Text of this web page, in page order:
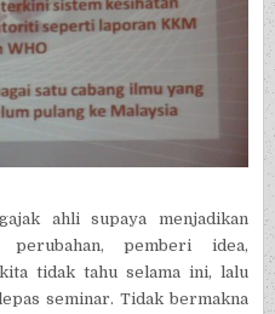
ahli supaya menjadikan
perubahan, pemberi idea,
tidak tahu selama ini, lalu
seminar. Tidak bermakna